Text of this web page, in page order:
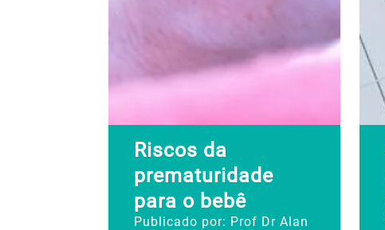
Riscos da
prematuridade
para o bebê
Publicado por: Prof Dr Alan